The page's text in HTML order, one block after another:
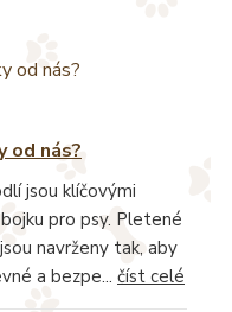
od nás?
jsou klíčovými
pro psy. Pletené
navrženy tak, aby
a bezpe... číst celé